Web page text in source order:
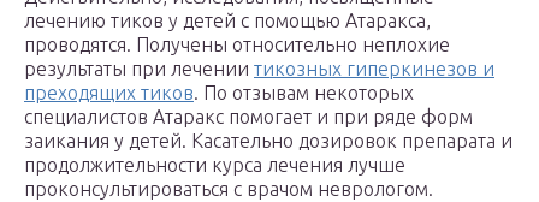
лечению тиков у детей с помощью Атаракса,
проводятся. Получены относительно неплохие
результаты при лечении тикозных гиперкинезов и
преходящих тиков. По отзывам некоторых
специалистов Атаракс помогает и при ряде форм
заикания у детей. Касательно дозировок препарата и
продолжительности курса лечения лучше
проконсультироваться с врачом неврологом.